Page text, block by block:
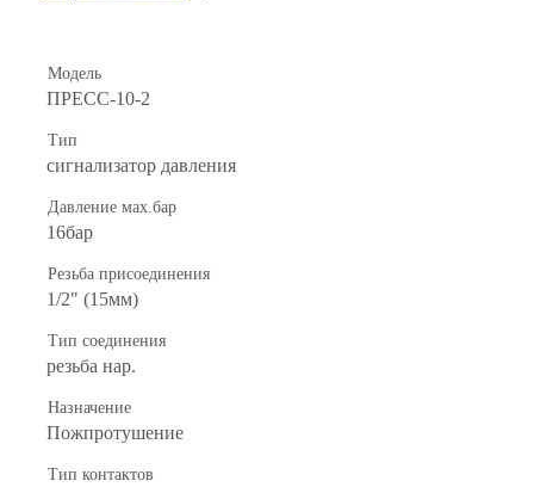
Модель
ПРЕСС-10-2
Тип
сигнализатор давления
Давление мах.бар
16бар
Резьба присоединения
1/2" (15мм)
Тип соединения
резьба нар.
Назначение
Пожпротушение
Тип контактов